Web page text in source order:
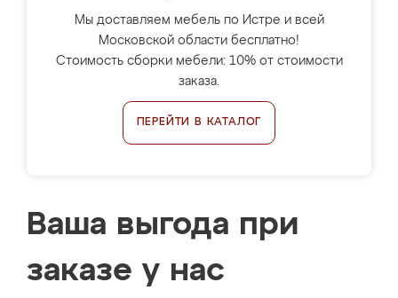
Мы доставляем мебель по Истре и всей
Московской области бесплатно!
Стоимость сборки мебели: 10% от стоимости
заказа.
ПЕРЕЙТИ В КАТАЛОГ
Ваша выгода при
заказе у нас